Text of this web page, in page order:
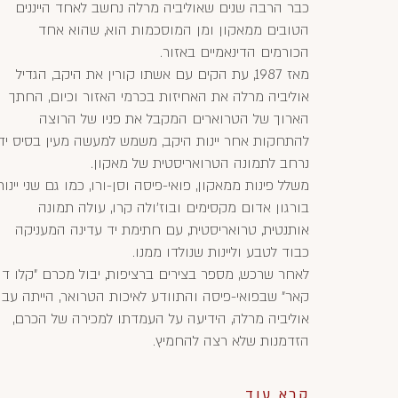
כבר הרבה שנים שאוליביה מרלה נחשב לאחד הייננים
הטובים ממאקון ומן המוסכמות הוא, שהוא אחד
הכורמים הדינאמיים באזור.
מאז 1987, עת הקים עם אשתו קורין את היקב, הגדיל
אוליביה מרלה את האחיזות בכרמי האזור וכיום, החתך
הארוך של הטרוארים המקבל את פניו של הרוצה
להתחקות אחר יינות היקב, משמש למעשה מעין בסיס
נרחב לתמונה הטרואריסטית של מאקון.
משלל פינות ממאקון, פואי-פיסה וסן-ורו, כמו גם שני
בורגון אדום מקסימים ובוז'ולה קרו, עולה תמונה
אותנטית, טרואריסטית, עם חתימת יד עדינה המעניקה
כבוד לטבע וליינות שנולדו ממנו.
לאחר שרכש, מספר בצירים ברציפות, יבול מכרם "קלו
קאר" שבפואי-פיסה והתוודע לאיכות הטרואר, הייתה
אוליביה מרלה, הידיעה על העמדתו למכירה של הכרם,
הזדמנות שלא רצה להחמיץ.